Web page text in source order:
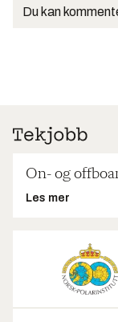
Du kan
On- og
Les mer